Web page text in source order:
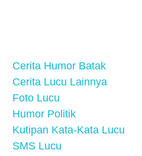
Cerita Humor Batak
Cerita Lucu Lainnya
Foto Lucu
Humor Politik
Kutipan Kata-Kata Lucu
SMS Lucu